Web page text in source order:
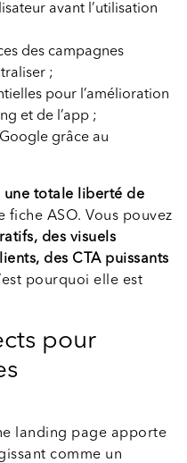
avant l’utilisation
des campagnes
;
pour l’amélioration
et de l’app ;
grâce au
une totale liberté de
fiche ASO. Vous pouvez
des visuels
des CTA puissants
pourquoi elle est
pour
landing page apporte
comme un